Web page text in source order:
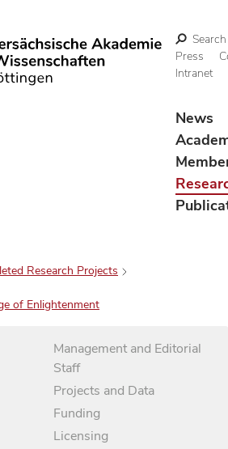
Search
Press
Intranet
News
Research Projects
of Enlightenment
Management and Editorial
Staff
Projects and Data
Funding
Licensing